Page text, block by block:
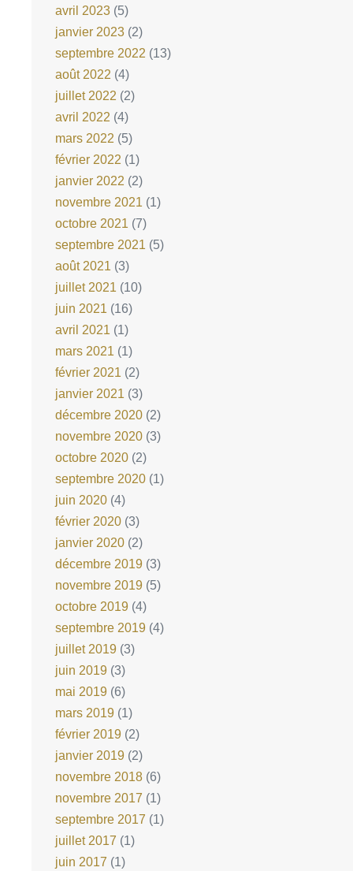
avril 2023 (5)
janvier 2023 (2)
septembre 2022 (13)
août 2022 (4)
juillet 2022 (2)
avril 2022 (4)
mars 2022 (5)
février 2022 (1)
janvier 2022 (2)
novembre 2021 (1)
octobre 2021 (7)
septembre 2021 (5)
août 2021 (3)
juillet 2021 (10)
juin 2021 (16)
avril 2021 (1)
mars 2021 (1)
février 2021 (2)
janvier 2021 (3)
décembre 2020 (2)
novembre 2020 (3)
octobre 2020 (2)
septembre 2020 (1)
juin 2020 (4)
février 2020 (3)
janvier 2020 (2)
décembre 2019 (3)
novembre 2019 (5)
octobre 2019 (4)
septembre 2019 (4)
juillet 2019 (3)
juin 2019 (3)
mai 2019 (6)
mars 2019 (1)
février 2019 (2)
janvier 2019 (2)
novembre 2018 (6)
novembre 2017 (1)
septembre 2017 (1)
juillet 2017 (1)
juin 2017 (1)